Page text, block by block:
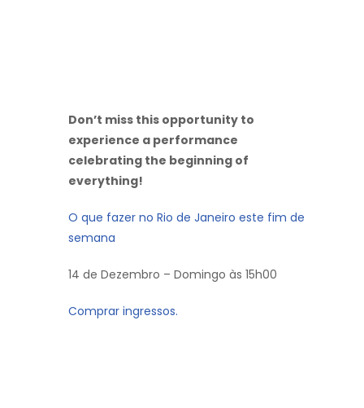
Don’t miss this opportunity to
experience a performance
celebrating the beginning of
everything!
O que fazer no Rio de Janeiro este fim de
semana
14 de Dezembro – Domingo às 15h00
Comprar ingressos.